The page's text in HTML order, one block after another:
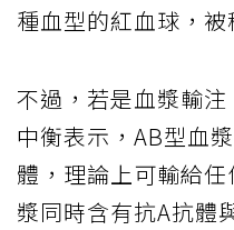
種血型的紅血球，
不過，若是血漿輸
中衡表示，AB型血
體，理論上可輸給
漿同時含有抗A抗體